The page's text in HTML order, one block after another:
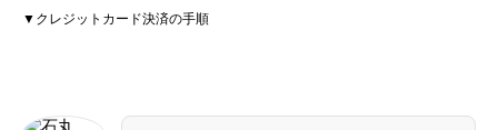
▼クレジットカード決済の手順